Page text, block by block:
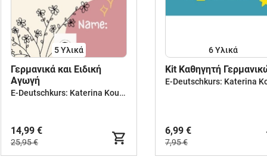
5 Υλικά
Γερμανικά και Ειδική
Αγωγή
E-Deutschkurs: Katerina Koutsouri
14,99 €
25,95 €
6 Υλικά
Κit Καθηγητή
6,99 €
7,95 €